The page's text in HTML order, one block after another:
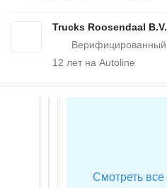
Trucks Roosendaal B.V.
12 лет на Autoline